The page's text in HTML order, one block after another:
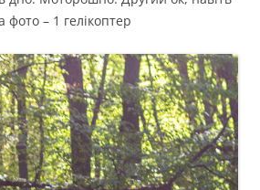
фото – 1 гелікоптер